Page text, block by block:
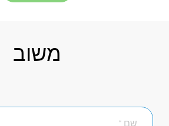
משוב